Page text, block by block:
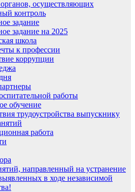
осуществляющих
контроль
задание
задание на 2025
школа
к профессии
коррупции
работы
обучение
трудоустройства выпускнику
работа
направленный на устранение
в ходе независимой